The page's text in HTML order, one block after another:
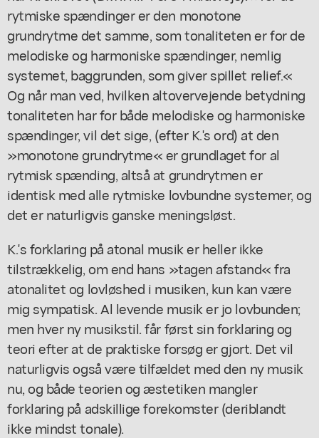
rytmiske spændinger er den monotone
grundrytme det samme, som tonaliteten er for de
melodiske og harmoniske spændinger, nemlig
systemet, baggrunden, som giver spillet relief.«
Og når man ved, hvilken altovervejende betydning
tonaliteten har for både melodiske og harmoniske
spændinger, vil det sige, (efter K.'s ord) at den
»monotone grundrytme« er grundlaget for al
rytmisk spænding, altså at grundrytmen er
identisk med alle rytmiske lovbundne systemer, og
det er naturligvis ganske meningsløst.
K.'s forklaring på atonal musik er heller ikke
tilstrækkelig, om end hans »tagen afstand« fra
atonalitet og lovløshed i musiken, kun kan være
mig sympatisk. Al levende musik er jo lovbunden;
men hver ny musikstil. får først sin forklaring og
teori efter at de praktiske forsøg er gjort. Det vil
naturligvis også være tilfældet med den ny musik
nu, og både teorien og æstetiken mangler
forklaring på adskillige forekomster (deriblandt
ikke mindst tonale).